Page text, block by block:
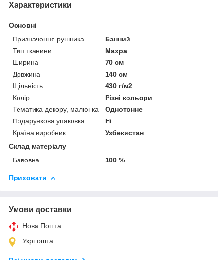
Характеристики
Основні
Призначення рушника
Банний
Тип тканини
Махра
Ширина
70 см
Довжина
140 см
Щільність
430 г/м2
Колір
Різні кольори
Тематика декору, малюнка
Однотонне
Подарункова упаковка
Ні
Країна виробник
Узбекистан
Склад матеріалу
Бавовна
100 %
Приховати
Умови доставки
Нова Пошта
Укрпошта